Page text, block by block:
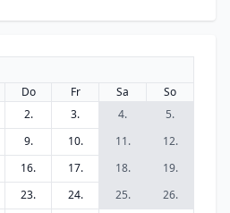
Do Fr Sa
So
2. 3. 4.
5.
9. 10. 11.
12.
16. 17. 18.
19.
23. 24. 25.
26.